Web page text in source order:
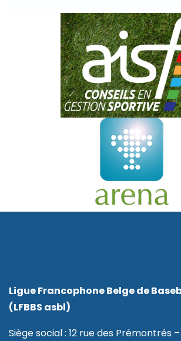
Ligue Francophone Belge de
(LFBBS asbl)
Siège social : 12 rue des Prémontrés